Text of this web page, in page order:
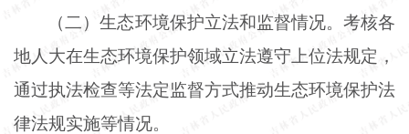
（二）生态环境保护立法和监督情况。考核各
地人大在生态环境保护领域立法遵守上位法规定，
通过执法检查等法定监督方式推动生态环境保护法
律法规实施等情况。